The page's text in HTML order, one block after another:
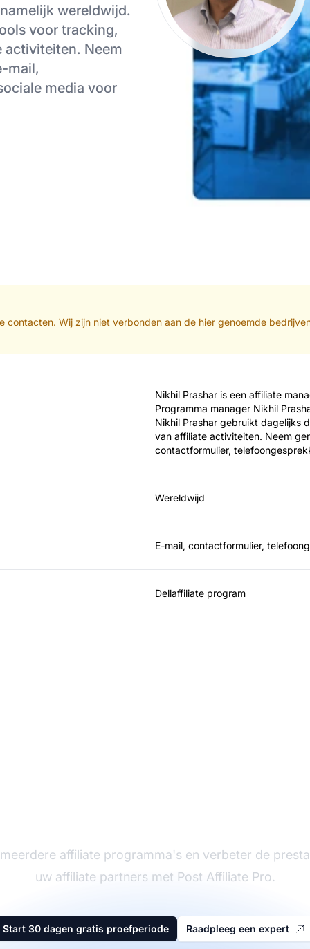
wereldwijd.
voor tracking,
Neem
mail,
media voor
Wij zijn niet verbonden aan de hier genoemde
Nikhil Prashar is een affiliate
Programma manager Nikhil
Nikhil Prashar gebruikt dagelijks
van affiliate activiteiten. Neem
contactformulier,
Wereldwijd
E-mail, contactformulier,
Dellaffiliate program
affiliate programma's en verbeter de
uw affiliate partners met Post Affiliate Pro.
Start 30 dagen gratis proefperiode Raadpleeg een expert